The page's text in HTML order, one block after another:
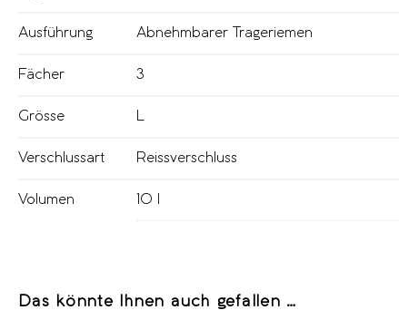
Ausführung Abnehmbarer Trageriemen
Fächer 3
Grösse L
Verschlussart Reissverschluss
Volumen 10 l
Das könnte Ihnen auch gefallen …